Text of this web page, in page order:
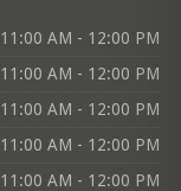
11:00 AM - 12:00 PM
11:00 AM - 12:00 PM
11:00 AM - 12:00 PM
11:00 AM - 12:00 PM
11:00 AM - 12:00 PM